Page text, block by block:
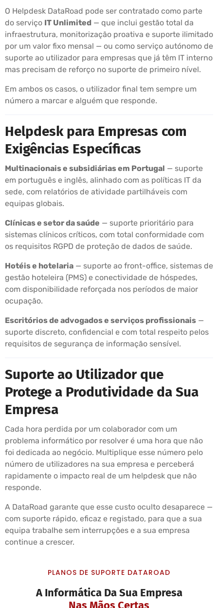
O Helpdesk DataRoad pode ser contratado como parte
do serviço IT Unlimited — que inclui gestão total da
infraestrutura, monitorização proativa e suporte ilimitado
por um valor fixo mensal — ou como serviço autónomo de
suporte ao utilizador para empresas que já têm IT interno
mas precisam de reforço no suporte de primeiro nível.
Em ambos os casos, o utilizador final tem sempre um
número a marcar e alguém que responde.
Helpdesk para Empresas com
Exigências Específicas
Multinacionais e subsidiárias em Portugal — suporte
em português e inglês, alinhado com as políticas IT da
sede, com relatórios de atividade partilháveis com
equipas globais.
Clínicas e setor da saúde — suporte prioritário para
sistemas clínicos críticos, com total conformidade com
os requisitos RGPD de proteção de dados de saúde.
Hotéis e hotelaria — suporte ao front-office, sistemas de
gestão hoteleira (PMS) e conectividade de hóspedes,
com disponibilidade reforçada nos períodos de maior
ocupação.
Escritórios de advogados e serviços profissionais —
suporte discreto, confidencial e com total respeito pelos
requisitos de segurança de informação sensível.
Suporte ao Utilizador que
Protege a Produtividade da Sua
Empresa
Cada hora perdida por um colaborador com um
problema informático por resolver é uma hora que não
foi dedicada ao negócio. Multiplique esse número pelo
número de utilizadores na sua empresa e perceberá
rapidamente o impacto real de um helpdesk que não
responde.
A DataRoad garante que esse custo oculto desaparece —
com suporte rápido, eficaz e registado, para que a sua
equipa trabalhe sem interrupções e a sua empresa
continue a crescer.
PLANOS DE SUPORTE DATAROAD
A Informática Da Sua Empresa
Nas Mãos Certas